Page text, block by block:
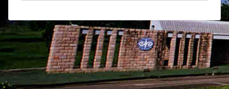
區塊
補充內容區塊